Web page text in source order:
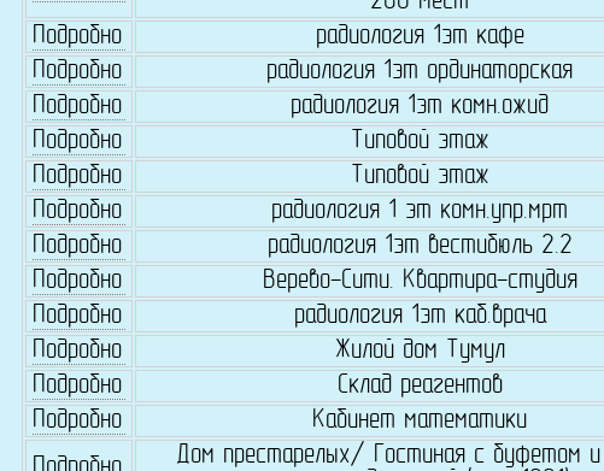
Подробно
радиология 1эт кафе
Подробно
радиология 1эт ординаторская
Подробно
радиология 1эт комн.ожид
Подробно
Типовой этаж
Подробно
Типовой этаж
Подробно
радиология 1 эт комн.упр.мрт
Подробно
радиология 1эт вестибюль 2.2
Подробно
Верево-Сити. Квартира-студия
Подробно
радиология 1эт каб.врача
Подробно
Жилой дом Тумул
Подробно
Склад реагентов
Подробно
Кабинет математики
Дом престарелых/ Гостиная с буфетом и